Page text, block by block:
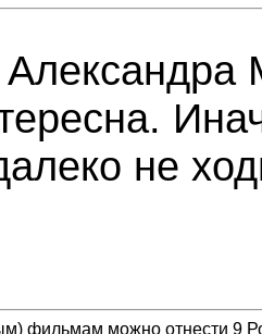
не
фильмам можно отнести 9